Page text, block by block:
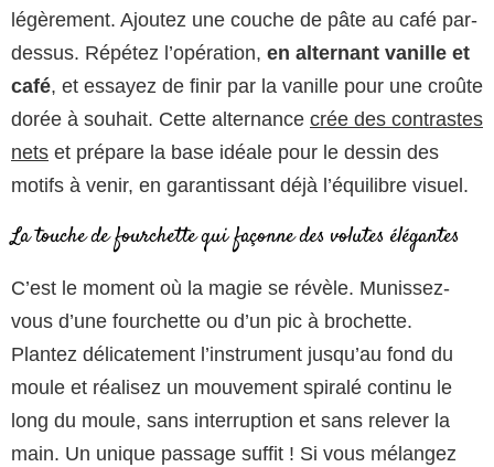
légèrement. Ajoutez une couche de pâte au café par-
dessus. Répétez l’opération, en alternant vanille et
café, et essayez de finir par la vanille pour une croûte
dorée à souhait. Cette alternance crée des contrastes
nets et prépare la base idéale pour le dessin des
motifs à venir, en garantissant déjà l’équilibre visuel.
La touche de fourchette qui façonne des volutes élégantes
C’est le moment où la magie se révèle. Munissez-
vous d’une fourchette ou d’un pic à brochette.
Plantez délicatement l’instrument jusqu’au fond du
moule et réalisez un mouvement spiralé continu le
long du moule, sans interruption et sans relever la
main. Un unique passage suffit ! Si vous mélangez